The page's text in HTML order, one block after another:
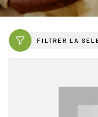
FILTRER LA